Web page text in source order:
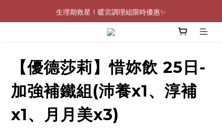
0805-0808指定商品滿$2000結帳88折💖
生理期救星！暖宮調理組限時優惠✨
0805-0808指定商品滿$2000結帳88折💖
【優德莎莉】惜妳飲 25日-
加強補鐵組(沛養x1、淳補
x1、月月美x3)